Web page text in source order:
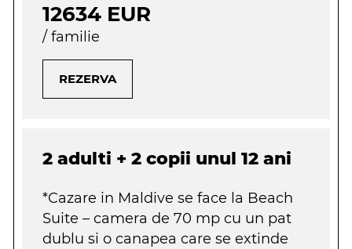
12634 EUR
/ familie
REZERVA
2 adulti + 2 copii unul 12 ani
*Cazare in Maldive se face la Beach
Suite – camera de 70 mp cu un pat
dublu si o canapea care se extinde